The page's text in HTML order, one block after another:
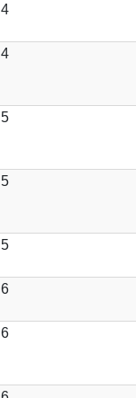
4
4
5
5
5
6
6